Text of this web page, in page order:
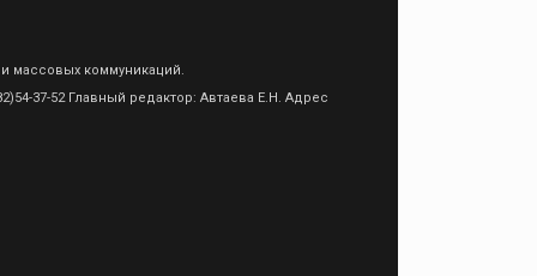
массовых коммуникаций.
37-52 Главный редактор: Автаева Е.Н. Адрес